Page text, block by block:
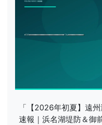
「【2026年初夏】遠
速報｜浜名湖堤防＆御